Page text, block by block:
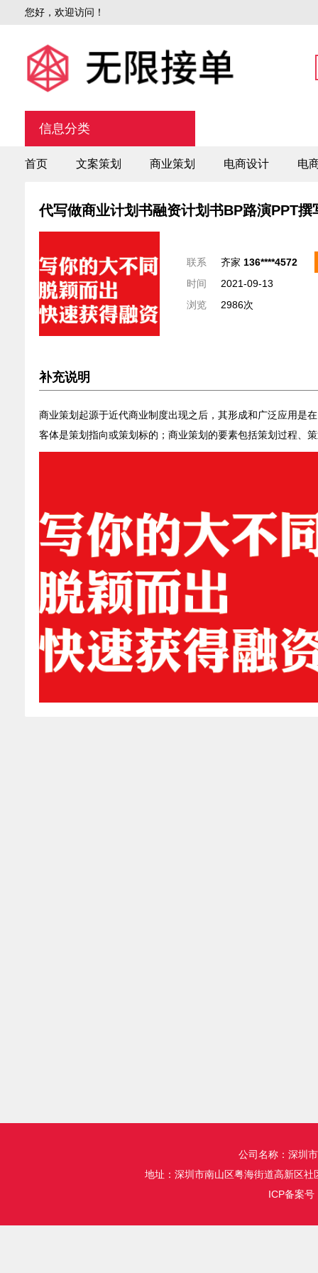
您好，欢迎访问！
信息分类
首页 文案策划 商业策划 电商设计 电
代写做商业计划书融资计划书BP路演PPT撰
联系 齐家 136****4572
时间
2021-09-13
浏览
2986次
补充说明
商业策划起源于近代商业制度出现之后，其形成和广泛应用是
客体是策划指向或策划标的；商业策划的要素包括策划过程、
公司名称：深圳
地址：深圳市南山区粤海街道高新区
ICP备案号